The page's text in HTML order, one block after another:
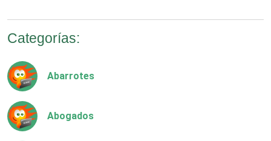
Categorías:
Abarrotes
Abogados